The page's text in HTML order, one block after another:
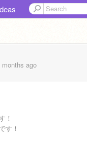
ago
！
す！